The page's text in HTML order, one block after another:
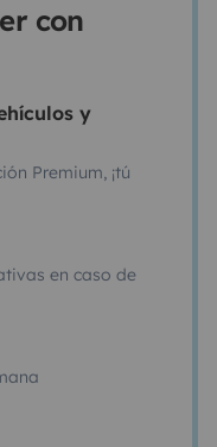
con
y
Premium, ¡tú
en caso de